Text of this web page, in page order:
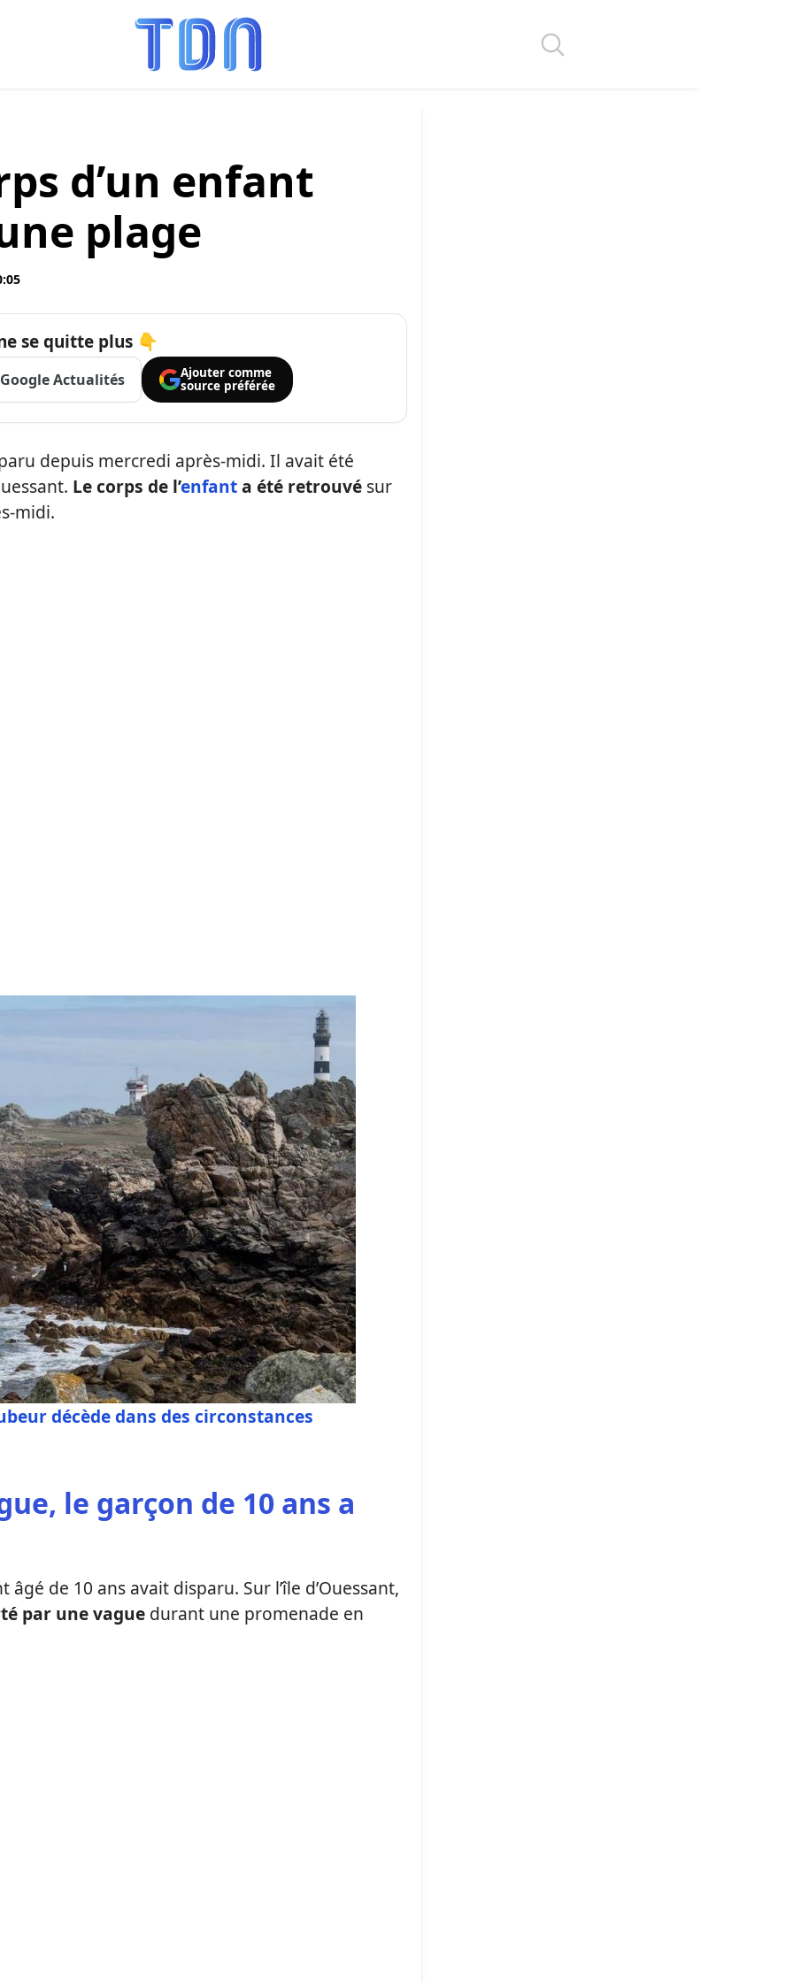
d’un enfant
plage
se quitte plus 👇
Google Actualités
Ajouter comme
source préférée
depuis mercredi après-midi. Il avait été
Le corps de l’enfanta été retrouvé sur
midi.
décède dans des circonstances
le garçon de 10 ans a
de 10 ans avait disparu. Sur l’île d’Ouessant,
par une vague durant une promenade en